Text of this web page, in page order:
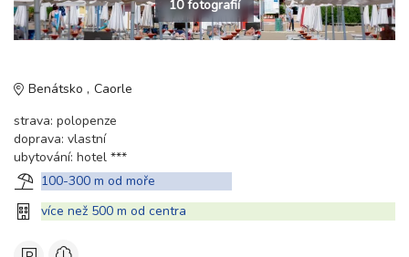
10 fotografií
Benátsko
Caorle
strava: polopenze
doprava: vlastní
ubytování: hotel ***
100-300 m od moře
více než 500 m od centra